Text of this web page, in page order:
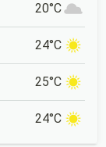
20°C
24°C
25°C
24°C